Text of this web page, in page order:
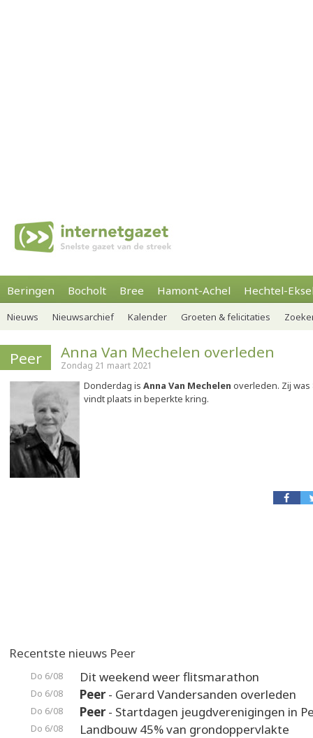
Beringen Bocholt Bree Hamont-Achel Hechtel-
Nieuws Nieuwsarchief Kalender Groeten & felicitaties
Peer Anna Van Mechelen overleden
Zondag 21 maart 2021
Donderdag is Anna Van Mechelen overleden. Zij was
vindt plaats in beperkte kring.
Recentste nieuws Peer
Do 6/08 Dit weekend weer flitsmarathon
Do 6/08 Peer- Gerard Vandersanden overleden
Do 6/08 Peer- Startdagen jeugdverenigingen in
Do 6/08 Landbouw 45% van grondoppervlakte